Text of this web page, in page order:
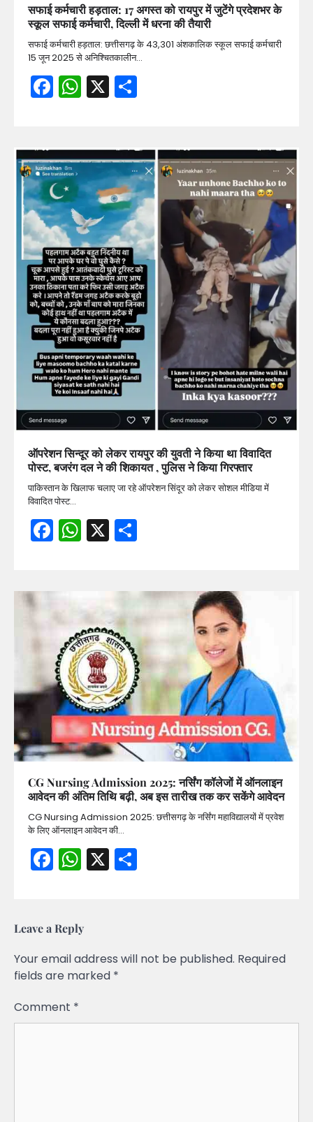
सफाई कर्मचारी हड़ताल: 17 अगस्त को रायपुर में जुटेंगे प्रदेशभर के
स्कूल सफाई कर्मचारी, दिल्ली में धरना की तैयारी
सफाई कर्मचारी हड़ताल: छत्तीसगढ़ के 43,301 अंशकालिक स्कूल सफाई कर्मचारी
15 जून 2025 से अनिश्चितकालीन…
Facebook
WhatsApp
X
ऑपरेशन सिन्दूर को लेकर रायपुर की युवती ने किया था विवादित
पोस्ट, बजरंग दल ने की शिकायत , पुलिस ने किया गिरफ्तार
पाकिस्तान के खिलाफ चलाए जा रहे ऑपरेशन सिंदूर को लेकर सोशल मीडिया में
विवादित पोस्ट…
Facebook
WhatsApp
X
CG Nursing Admission 2025: नर्सिंग कॉलेजों में ऑनलाइन
आवेदन की अंतिम तिथि बढ़ी, अब इस तारीख तक कर सकेंगे आवेदन
CG Nursing Admission 2025: छत्तीसगढ़ के नर्सिंग महाविद्यालयों में प्रवेश
के लिए ऑनलाइन आवेदन की…
Facebook
WhatsApp
X
Leave a Reply
Your email address will not be published. Required
fields are marked *
Comment *